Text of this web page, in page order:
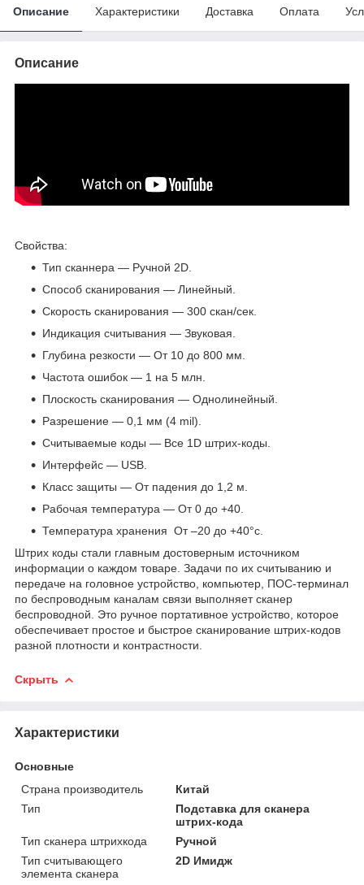
Описание Характеристики Доставка Оплата
Описание
Свойства:
Тип сканнера — Ручной 2D.
Способ сканирования — Линейный.
Скорость сканирования — 300 скан/сек.
Индикация считывания — Звуковая.
Глубина резкости — От 10 до 800 мм.
Частота ошибок — 1 на 5 млн.
Плоскость сканирования — Однолинейный.
Разрешение — 0,1 мм (4 mil).
Считываемые коды — Все 1D штрих-коды.
Интерфейс — USB.
Класс защиты — От падения до 1,2 м.
Рабочая температура — От 0 до +40.
Температура хранения От –20 до +40°c.
Штрих коды стали главным достоверным источником
информации о каждом товаре. Задачи по их считыванию и
передаче на головное устройство, компьютер, ПОС-терминал
по беспроводным каналам связи выполняет сканер
беспроводной. Это ручное портативное устройство, которое
обеспечивает простое и быстрое сканирование штрих-кодов
разной плотности и контрастности.
Скрыть
Характеристики
Основные
Страна производитель
Китай
Тип
Подставка для сканера
штрих-кода
Тип сканера штрихкода
Ручной
Тип считывающего
элемента сканера
2D Имидж